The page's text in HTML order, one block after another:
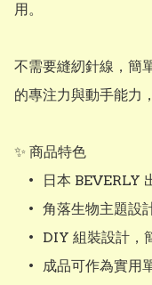
用。
不需要縫紉針線，簡
的專注力與動手能力
✨ 商品特色